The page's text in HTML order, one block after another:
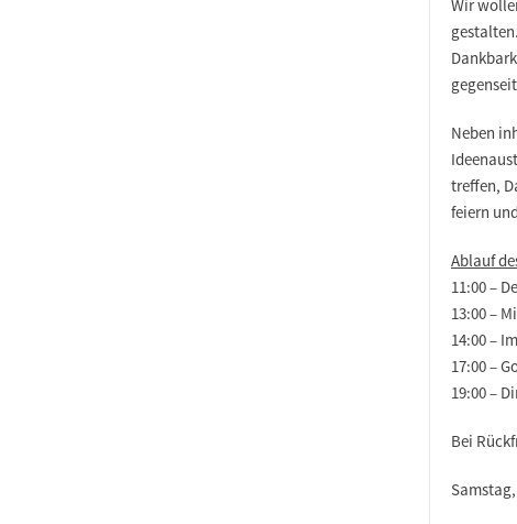
Wir
Neben
treffen,
feiern
Ablauf
11:00 –
13:00 –
14:00 –
17:00 –
19:00 –
Bei